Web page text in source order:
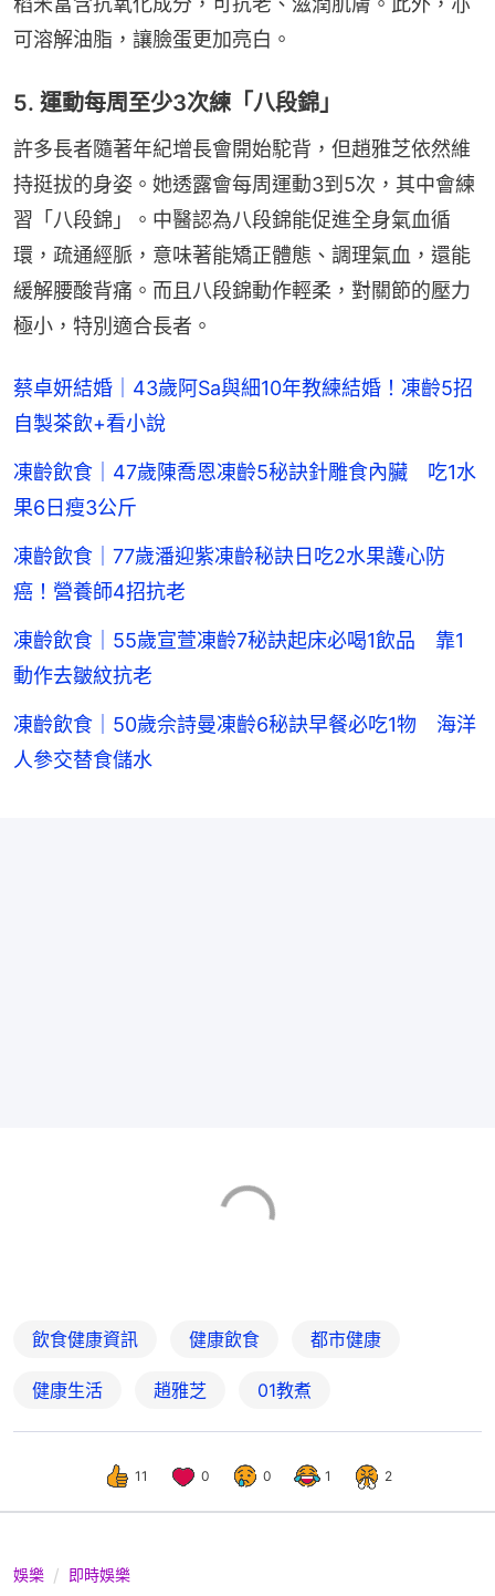
可溶解油脂，讓臉蛋更加亮白。
5. 運動每周至少3次練「八段錦」
許多長者隨著年紀增長會開始駝背，但趙雅芝依然維
持挺拔的身姿。她透露會每周運動3到5次，其中會練
習「八段錦」。中醫認為八段錦能促進全身氣血循
環，疏通經脈，意味著能矯正體態、調理氣血，還能
緩解腰酸背痛。而且八段錦動作輕柔，對關節的壓力
極小，特別適合長者。
蔡卓妍結婚｜43歲阿Sa與細10年教練結婚！凍齡5招
自製茶飲+看小說
凍齡飲食｜47歲陳喬恩凍齡5秘訣針雕食內臟 吃1水
果6日瘦3公斤
凍齡飲食｜77歲潘迎紫凍齡秘訣日吃2水果護心防
癌！營養師4招抗老
凍齡飲食｜55歲宣萱凍齡7秘訣起床必喝1飲品 靠1
動作去皺紋抗老
凍齡飲食｜50歲佘詩曼凍齡6秘訣早餐必吃1物 海洋
人參交替食儲水
飲食健康資訊 健康飲食 都市健康
健康生活 趙雅芝 01教煮
11 0 0 1 2
娛樂 即時娛樂